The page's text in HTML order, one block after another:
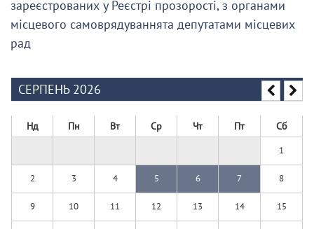
зареєстрованих у Реєстрі прозорості, з органами
місцевого самоврядуваннята депутатами місцевих
рад
СЕРПЕНЬ 2026
Нд Пн Вт Ср Чт Пт Сб
1
2 3 4 5 6 7 8
9 10 11 12 13 14 15